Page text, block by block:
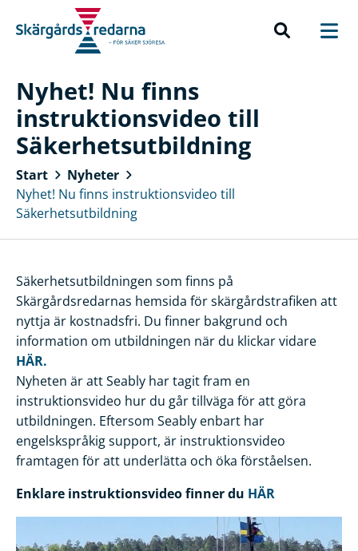
Nyhet! Nu finns
instruktionsvideo till
Säkerhetsutbildning
Start
Nyheter
Nyhet! Nu finns instruktionsvideo till
Säkerhetsutbildning
Säkerhetsutbildningen som finns på
Skärgårdsredarnas hemsida för skärgårdstrafiken att
nyttja är kostnadsfri. Du finner bakgrund och
information om utbildningen när du klickar vidare
HÄR.
Nyheten är att Seably har tagit fram en
instruktionsvideo hur du går tillväga för att göra
utbildningen. Eftersom Seably enbart har
engelskspråkig support, är instruktionsvideo
framtagen för att underlätta och öka förståelsen.
Enklare instruktionsvideo finner du HÄR